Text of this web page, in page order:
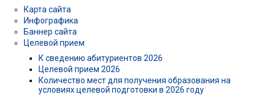
Карта сайта
Инфографика
Баннер сайта
Целевой прием
К сведению абитуриентов 2026
Целевой прием 2026
Количество мест для получения образования на
условиях целевой подготовки в 2026 году